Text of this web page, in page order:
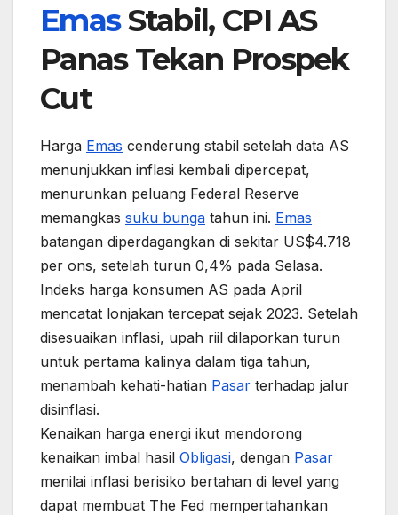
EmasStabil, CPI AS
Panas Tekan Prospek
Cut
Harga Emas cenderung stabil setelah data AS
menunjukkan inflasi kembali dipercepat,
menurunkan peluang Federal Reserve
memangkas suku bunga tahun ini. Emas
batangan diperdagangkan di sekitar US$4.718
per ons, setelah turun 0,4% pada Selasa.
Indeks harga konsumen AS pada April
mencatat lonjakan tercepat sejak 2023. Setelah
disesuaikan inflasi, upah riil dilaporkan turun
untuk pertama kalinya dalam tiga tahun,
menambah kehati-hatian Pasar terhadap jalur
disinflasi.
Kenaikan harga energi ikut mendorong
kenaikan imbal hasil Obligasi, dengan Pasar
menilai inflasi berisiko bertahan di level yang
dapat membuat The Fed mempertahankan